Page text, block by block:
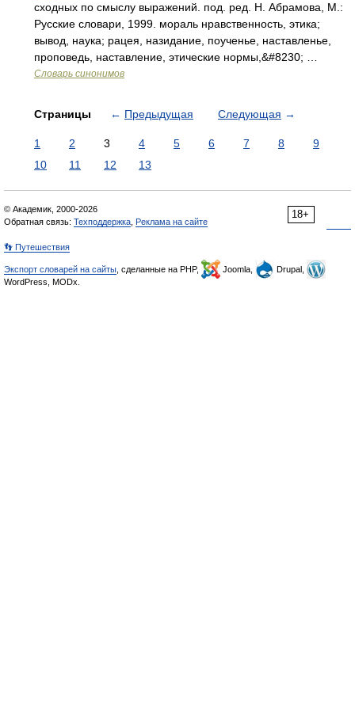
сходных по смыслу выражений. под. ред. Н. Абрамова, М.:
Русские словари, 1999. мораль нравственность, этика;
вывод, наука; рацея, назидание, поученье, наставленье,
проповедь, наставление, этические нормы,&#8230; …
Словарь синонимов
Страницы ← Предыдущая Следующая →
1 2 3 4 5 6 7 8
9
10
11 12 13
18+
© Академик, 2000-2026
Обратная связь: Техподдержка Реклама на сайте
👣 Путешествия
Экспорт словарей на сайты , сделанные на PHP, Joomla,
Drupal,
WordPress, MODx.